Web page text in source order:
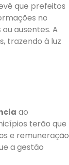
que prefeitos
no
ausentes. A
trazendo à luz
ao
terão que
e remuneração
a gestão